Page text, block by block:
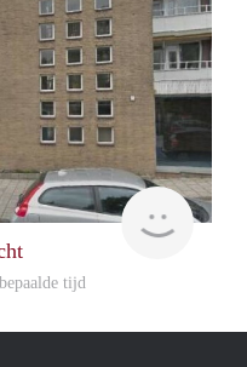
Woning
tijd